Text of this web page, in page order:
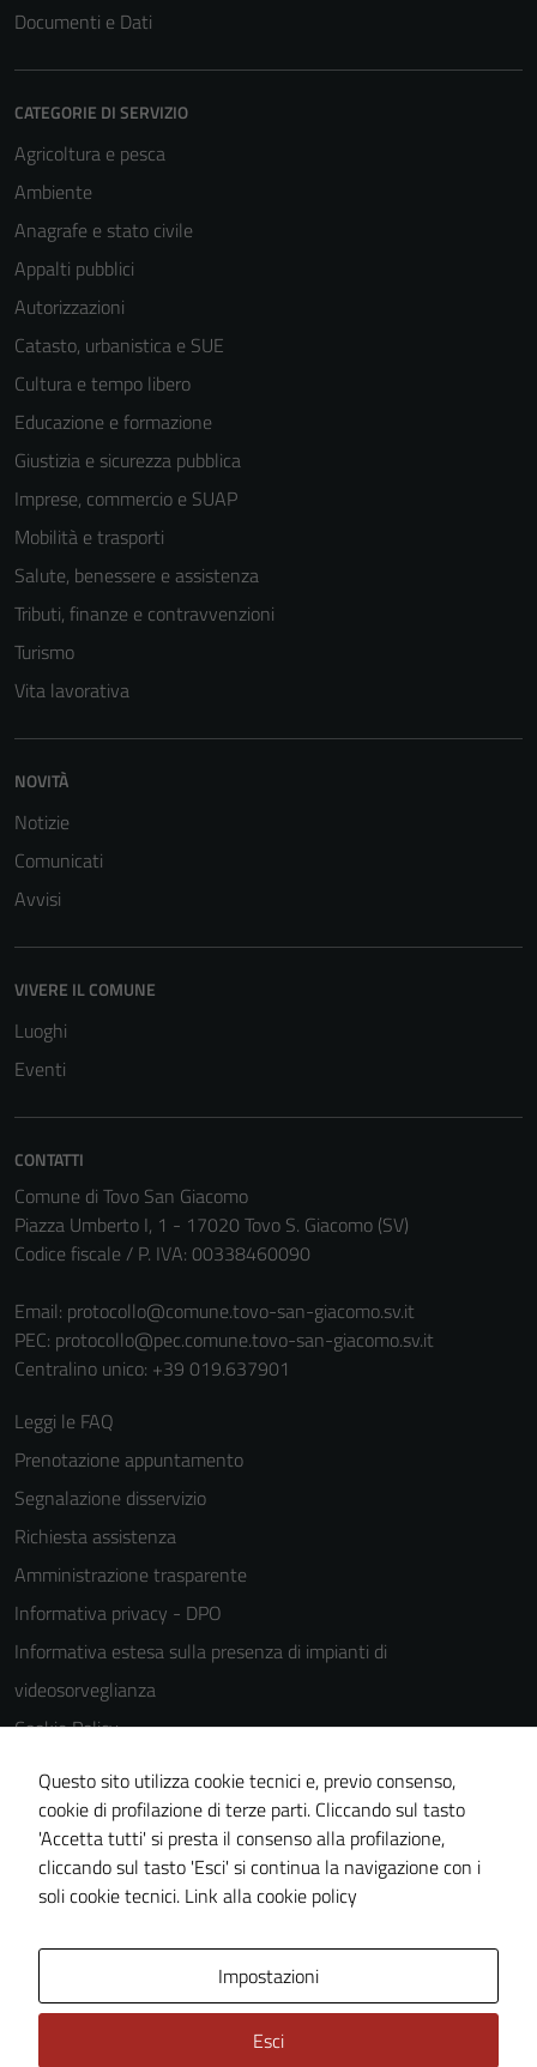
Documenti e Dati
CATEGORIE DI SERVIZIO
Agricoltura e pesca
Ambiente
Anagrafe e stato civile
Appalti pubblici
Autorizzazioni
Catasto, urbanistica e SUE
Cultura e tempo libero
Educazione e formazione
Giustizia e sicurezza pubblica
Imprese, commercio e SUAP
Mobilità e trasporti
Salute, benessere e assistenza
Tributi, finanze e contravvenzioni
Turismo
Vita lavorativa
NOVITÀ
Notizie
Comunicati
Avvisi
VIVERE IL COMUNE
Luoghi
Eventi
CONTATTI
Comune di Tovo San Giacomo
Piazza Umberto I, 1 - 17020 Tovo S. Giacomo (SV)
Codice fiscale / P. IVA: 00338460090
Email: protocollo@comune.tovo-san-giacomo.sv.it
PEC: protocollo@pec.comune.tovo-san-giacomo.sv.it
Centralino unico: +39 019.637901
Leggi le FAQ
Prenotazione appuntamento
Segnalazione disservizio
Richiesta assistenza
Amministrazione trasparente
Informativa privacy - DPO
Informativa estesa sulla presenza di impianti di
videosorveglianza
Cookie Policy
Note legali
Dichiarazione di accessibilità
Piano di miglioramento del sito
Statistiche sito web
Questo sito utilizza cookie tecnici e, previo consenso,
cookie di profilazione di terze parti. Cliccando sul tasto
'Accetta tutti' si presta il consenso alla profilazione,
cliccando sul tasto 'Esci' si continua la navigazione con i
soli cookie tecnici. Link alla cookie policy
Impostazioni
Esci